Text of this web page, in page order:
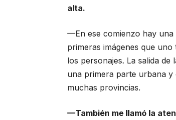
alta.
—En ese comienzo hay una
primeras imágenes que
los personajes. La salida
una primera parte urbana y
muchas provincias.
—También me llamó la